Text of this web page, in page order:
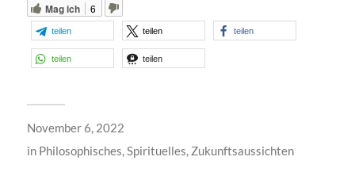
Mag ich 6
teilen teilen teilen
teilen teilen
November 6, 2022
in Philosophisches,Spirituelles, Zukunftsaussichten